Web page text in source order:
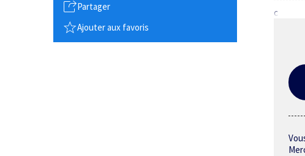
Partager
Ajouter aux favoris
c